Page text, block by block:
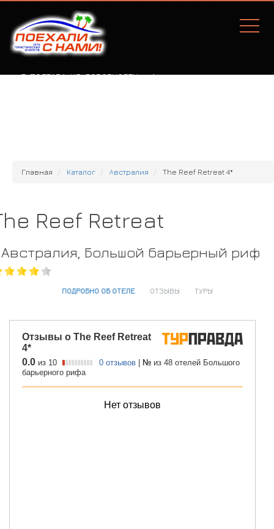
Г. ПОЛТАВА, УЛ. СОБОРНОСТИ, 77А
Главная Каталог Австралия The Reef Retreat 4*
Reef Retreat
Австралия, Большой барьерный риф
ПОДРОБНО ОБ ОТЕЛЕ ОТЗЫВЫ ТУРЫ